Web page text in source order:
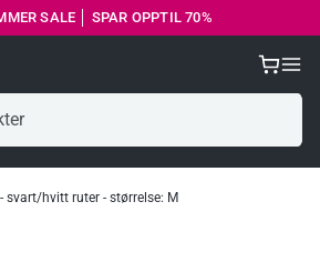
SALE │ SPAR OPPTIL 70%
svart/hvitt ruter - størrelse: M